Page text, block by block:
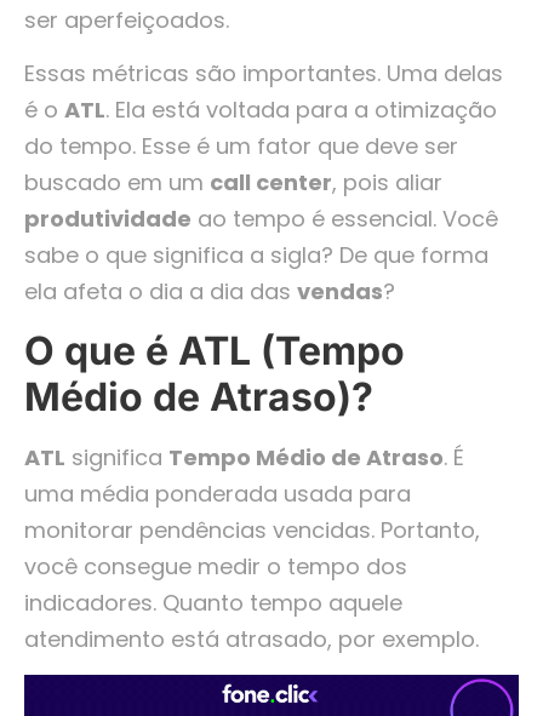
ser aperfeiçoados.
Essas métricas são importantes. Uma delas
é o ATL. Ela está voltada para a otimização
do tempo. Esse é um fator que deve ser
buscado em um call center, pois aliar
produtividade ao tempo é essencial. Você
sabe o que significa a sigla? De que forma
ela afeta o dia a dia das vendas?
O que é ATL (Tempo
Médio de Atraso)?
ATL significa Tempo Médio de Atraso. É
uma média ponderada usada para
monitorar pendências vencidas. Portanto,
você consegue medir o tempo dos
indicadores. Quanto tempo aquele
atendimento está atrasado, por exemplo.